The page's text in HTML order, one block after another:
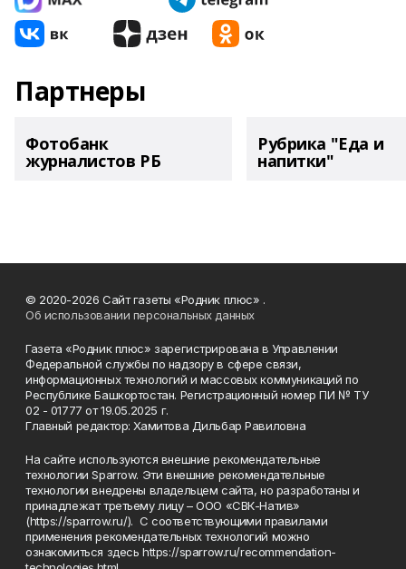
Партнеры
Фотобанк
журналистов РБ
Рубрика "Еда и
напитки"
© 2020-2026 Сайт газеты «Родник плюс» .
Об использовании персональных данных
Газета «Родник плюс» зарегистрирована в Управлении
Федеральной службы по надзору в сфере связи,
информационных технологий и массовых коммуникаций по
Республике Башкортостан. Регистрационный номер ПИ № ТУ
02 - 01777 от 19.05.2025 г.
Главный редактор: Хамитова Дильбар Равиловна
На сайте используются внешние рекомендательные
технологии Sparrow. Эти внешние рекомендательные
технологии внедрены владельцем сайта, но разработаны и
принадлежат третьему лицу – ООО «СВК-Натив»
(https://sparrow.ru/). С соответствующими правилами
применения рекомендательных технологий можно
ознакомиться здесь https://sparrow.ru/recommendation-